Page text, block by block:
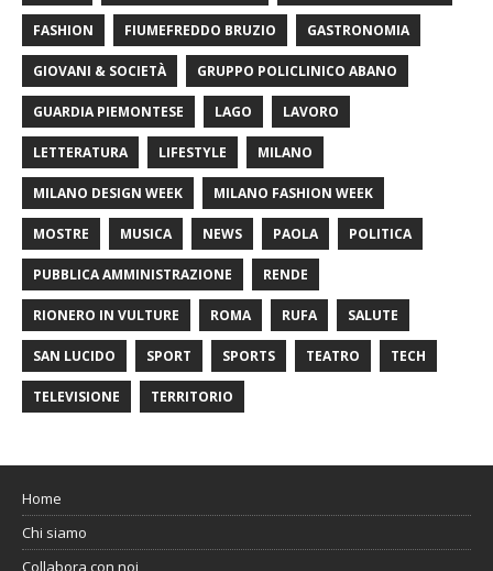
FASHION FIUMEFREDDO BRUZIO GASTRONOMIA
GIOVANI & SOCIETÀ GRUPPO POLICLINICO ABANO
GUARDIA PIEMONTESE LAGO LAVORO
LETTERATURA LIFESTYLE MILANO
MILANO DESIGN WEEK MILANO FASHION WEEK
MOSTRE MUSICA NEWS PAOLA POLITICA
PUBBLICA AMMINISTRAZIONE RENDE
RIONERO IN VULTURE ROMA RUFA SALUTE
SAN LUCIDO SPORT SPORTS TEATRO TECH
TELEVISIONE TERRITORIO
Home
Chi siamo
Collabora con noi